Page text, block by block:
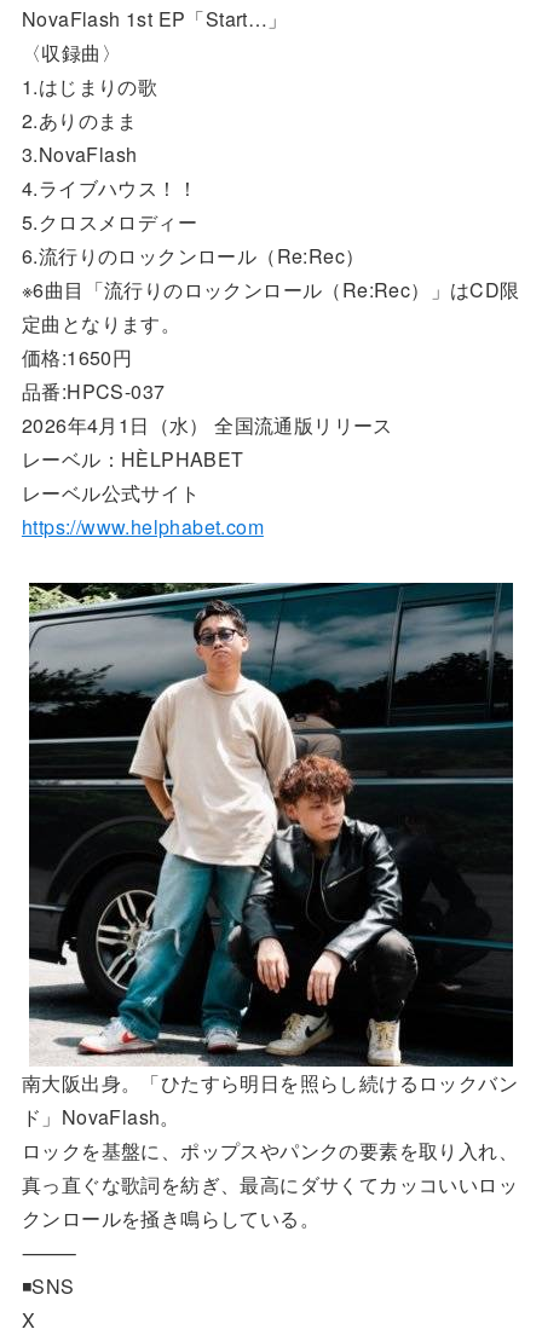
NovaFlash 1st EP「Start…」
〈収録曲〉
1.はじまりの歌
2.ありのまま
3.NovaFlash
4.ライブハウス！！
5.クロスメロディー
6.流行りのロックンロール（Re:Rec）
※6曲目「流行りのロックンロール（Re:Rec）」はCD限
定曲となります。
価格:1650円
品番:HPCS-037
2026年4月1日（水） 全国流通版リリース
レーベル：HÈLPHABET
レーベル公式サイト
https://www.helphabet.com
南大阪出身。「ひたすら明日を照らし続けるロックバン
ド」NovaFlash。
ロックを基盤に、ポップスやパンクの要素を取り入れ、
真っ直ぐな歌詞を紡ぎ、最高にダサくてカッコいいロッ
クンロールを掻き鳴らしている。
⸻
◾️SNS
X